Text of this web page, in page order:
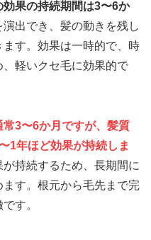
効果の持続期間は3〜6か
出でき、髪の動きを残し
す。効果は一時的で、時
軽いクセ毛に効果的で
3〜6か月ですが、髪質
1年ほど効果が持続しま
持続するため、長期間に
す。根元から毛先まで完
す。